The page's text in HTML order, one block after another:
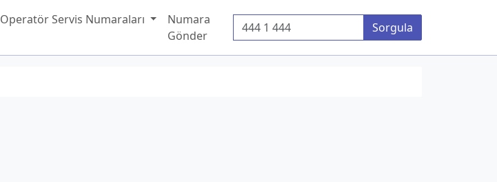
Operatör Servis Numaraları
Numara
Gönder
Telefon Numarası Sorgula